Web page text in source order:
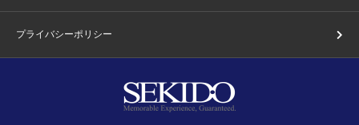
プライバシーポリシー